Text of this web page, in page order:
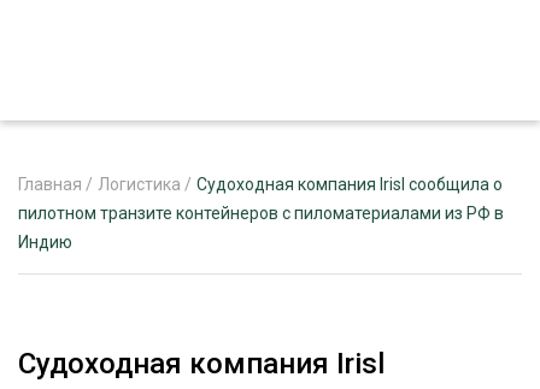
ЖУРНАЛ «ЛЕСНОЙ КОМПЛЕКС»
Главная / Логистика / Судоходная компания Irisl сообщила о
пилотном транзите контейнеров с пиломатериалами из РФ в
Индию
Судоходная компания Irisl